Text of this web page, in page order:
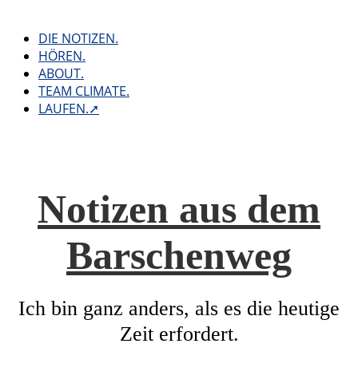
contentDIE NOTIZEN.
HÖREN.
ABOUT.
TEAM CLIMATE.
LAUFEN.➚
Notizen aus dem
Barschenweg
Ich bin ganz anders, als es die heutige
Zeit erfordert.